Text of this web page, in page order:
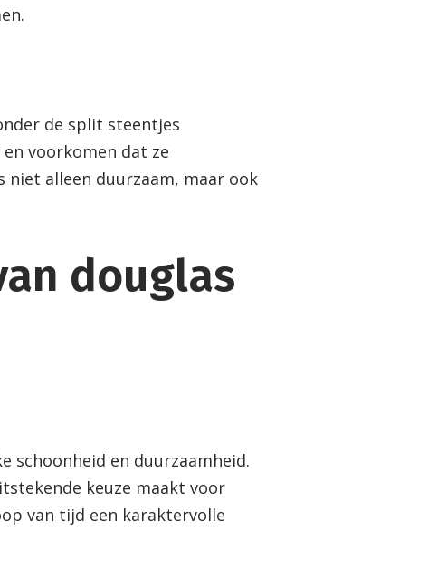
de split steentjes
voorkomen dat ze
alleen duurzaam, maar ook
douglas
schoonheid en duurzaamheid.
keuze maakt voor
van tijd een karaktervolle